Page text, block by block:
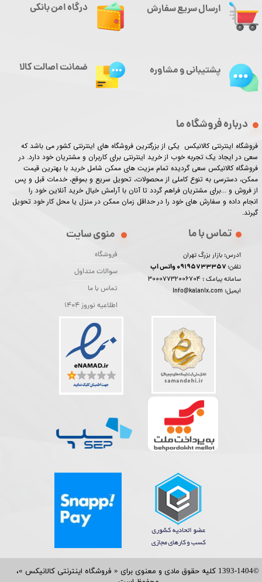
©1393-1404 کلیه حقوق مادی و معنوی برای « فروشگاه اینترنتی کالانیکس »،
ارسال سریع سفارش
درباره فروشگاه ما
فروشگاه اینترنتی کالانیکس یکی از بزرگترین فروشگاه های اینترنتی کشور می باشد که
سعی در ایجاد یک تجربه خوب از خرید اینترنتی برای کاربران و مشتریان خود دارد. در
فروشگاه کالانیکس سعی گردیده تمام مزیت های ممکن شامل خرید با بهترین قیمت
ممکن، دسترسی به تنوع کاملی از محصولات، تحویل سریع و بموقع، خدمات قبل و پس
از فروش و ...برای مشتریان فراهم گردد تا آنان با آرامش خیال خرید آنلاین خود را
انجام داده و سفارش های خود را در حداقل زمان ممکن در منزل یا محل کار خود تحویل
گیرند.​​​​​​​
منوی سایت
فروشگاه
سوالات متداول
تماس با ما
اطلاعیه نوروز 1404
تماس با ما
آدرس: بازار بزرگ تهران
تلفن:
سامانه پیامک : 30007732006704
ایمیل: info@kalanix.com
درگاه امن بانکی
پشتیبانی و مشاوره ضمانت اصالت کالا